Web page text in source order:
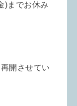
)までお休み
開させてい